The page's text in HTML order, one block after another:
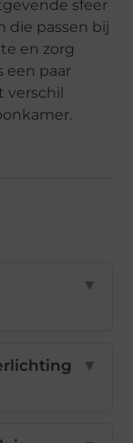
sfeer
die passen bij
en zorg
een paar
verschil
▼
▼